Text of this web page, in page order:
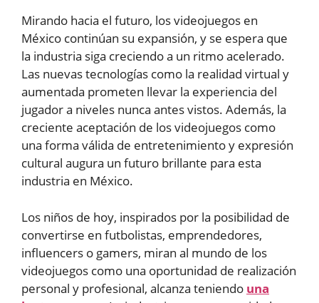
Mirando hacia el futuro, los videojuegos en
México continúan su expansión, y se espera que
la industria siga creciendo a un ritmo acelerado.
Las nuevas tecnologías como la realidad virtual y
aumentada prometen llevar la experiencia del
jugador a niveles nunca antes vistos. Además, la
creciente aceptación de los videojuegos como
una forma válida de entretenimiento y expresión
cultural augura un futuro brillante para esta
industria en México.
Los niños de hoy, inspirados por la posibilidad de
convertirse en futbolistas, emprendedores,
influencers o gamers, miran al mundo de los
videojuegos como una oportunidad de realización
personal y profesional, alcanza teniendo una